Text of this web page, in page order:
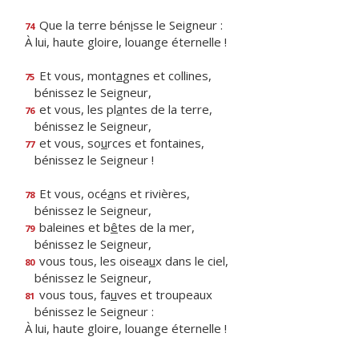
74 Que la terre bénisse le Seigneur :
À lui, haute gloire, louange éternelle !
75 Et vous, montagnes et collines,
bénissez le Seigneur,
76 et vous, les plantes de la terre,
bénissez le Seigneur,
77 et vous, sources et fontaines,
bénissez le Seigneur !
78 Et vous, océans et rivières,
bénissez le Seigneur,
79 baleines et bêtes de la mer,
bénissez le Seigneur,
80 vous tous, les oiseaux dans le ciel,
bénissez le Seigneur,
81 vous tous, fauves et troupeaux
bénissez le Seigneur :
À lui, haute gloire, louange éternelle !